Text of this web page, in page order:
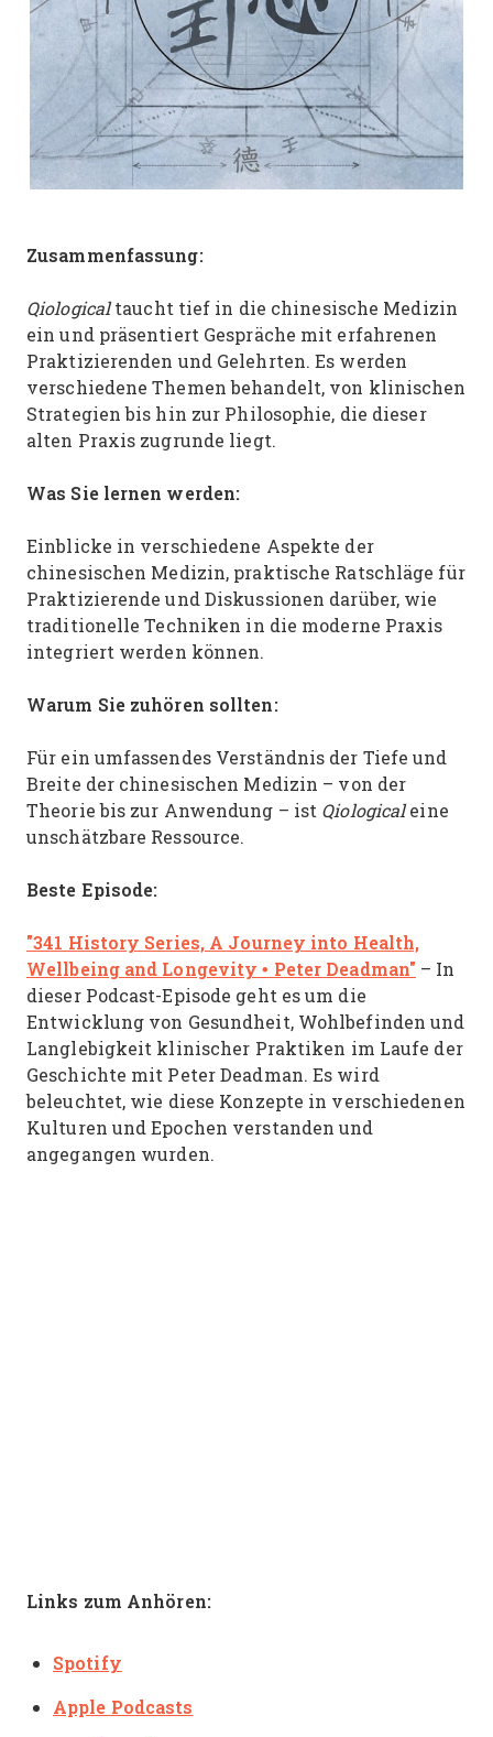
Zusammenfassung:
Qiologicaltaucht tief in die chinesische Medizin
ein und präsentiert Gespräche mit erfahrenen
Praktizierenden und Gelehrten. Es werden
verschiedene Themen behandelt, von klinischen
Strategien bis hin zur Philosophie, die dieser
alten Praxis zugrunde liegt.
Was Sie lernen werden:
Einblicke in verschiedene Aspekte der
chinesischen Medizin, praktische Ratschläge für
Praktizierende und Diskussionen darüber, wie
traditionelle Techniken in die moderne Praxis
integriert werden können.
Warum Sie zuhören sollten:
Für ein umfassendes Verständnis der Tiefe und
Breite der chinesischen Medizin – von der
Theorie bis zur Anwendung – ist Qiologicaleine
unschätzbare Ressource.
Beste Episode:
"341 History Series, A Journey into Health,
Wellbeing and Longevity • Peter Deadman" – In
dieser Podcast-Episode geht es um die
Entwicklung von Gesundheit, Wohlbefinden und
Langlebigkeit klinischer Praktiken im Laufe der
Geschichte mit Peter Deadman. Es wird
beleuchtet, wie diese Konzepte in verschiedenen
Kulturen und Epochen verstanden und
angegangen wurden.
Links zum Anhören:
Spotify
Apple Podcasts